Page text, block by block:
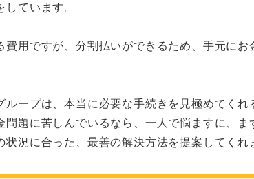
しています。
費用ですが、分割払いができるため、手元にお
ループは、本当に必要な手続きを見極めてくれ
問題に苦しんでいるなら、一人で悩ますに、
状況に合った、最善の解決方法を提案してくれ